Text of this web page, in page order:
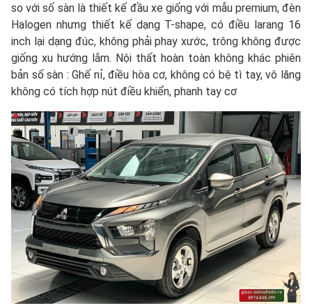
so với số sàn là thiết kế đầu xe giống với mẫu premium, đèn
Halogen nhưng thiết kế dạng T-shape, có điều larang 16
inch lại dạng đúc, không phải phay xước, trông không được
giống xu hướng lắm. Nội thất hoàn toàn không khác phiên
bản số sàn : Ghế nỉ, điều hòa cơ, không có bệ tì tay, vô lăng
không có tích hợp nút điều khiển, phanh tay cơ